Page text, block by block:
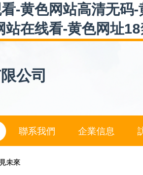
-黄色网站高清无
站在线看-黄色网址
公司
聯系我們 企業信息
未來